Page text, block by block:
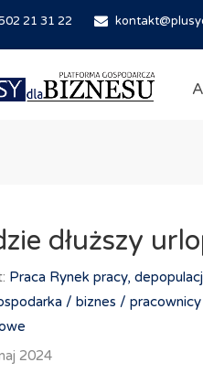
21 31 22
dłuższy
Praca Rynek pracy,
/ biznes / pracownicy
2024